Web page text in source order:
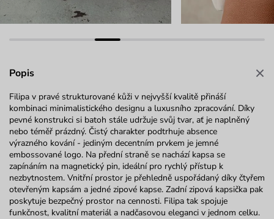
Popis
Filipa v pravé strukturované kůži v nejvyšší kvalitě přináší
kombinaci minimalistického designu a luxusního zpracování. Díky
pevné konstrukci si batoh stále udržuje svůj tvar, ať je naplněný
nebo téměř prázdný. Čistý charakter podtrhuje absence
výrazného kování - jediným decentním prvkem je jemné
embossované logo. Na přední straně se nachází kapsa se
zapínáním na magnetický pin, ideální pro rychlý přístup k
nezbytnostem. Vnitřní prostor je přehledně uspořádaný díky čtyřem
otevřeným kapsám a jedné zipové kapse. Zadní zipová kapsička pak
poskytuje bezpečný prostor na cennosti. Filipa tak spojuje
funkčnost, kvalitní materiál a nadčasovou eleganci v jednom celku.